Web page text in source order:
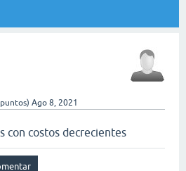
puntos) Ago 8, 2021
con costos decrecientes